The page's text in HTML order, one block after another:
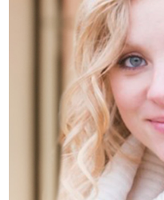
RegionalMedien
Mag.
E-